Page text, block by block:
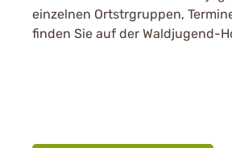
einzelnen Ortstrgruppen,
finden Sie auf der Waldjugend-